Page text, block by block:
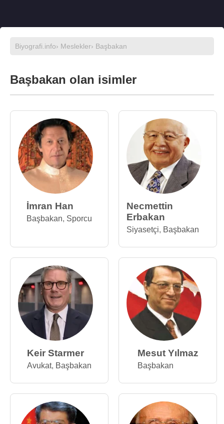
Biyografi.info› Meslekler› Başbakan
Başbakan olan isimler
İmran Han
Başbakan, Sporcu
Necmettin
Erbakan
Siyasetçi, Başbakan
Keir Starmer
Avukat, Başbakan
Mesut Yılmaz
Başbakan